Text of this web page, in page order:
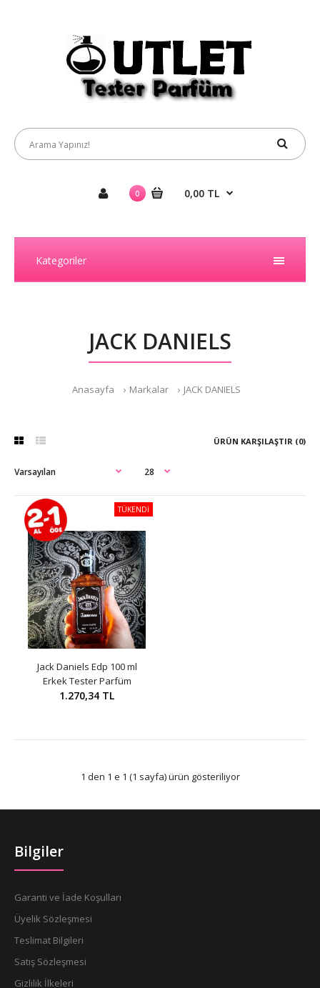
0 0,00 TL
Kategoriler
JACK DANIELS
Anasayfa Markalar JACK DANIELS
ÜRÜN KARŞILAŞTIR (0)
TÜKENDİ
Jack Daniels Edp 100 ml
Erkek Tester Parfüm
1.270,34 TL
1 den 1 e 1 (1 sayfa) ürün gösteriliyor
Bilgiler
Garanti ve İade Koşulları
Üyelik Sözleşmesi
Teslimat Bilgileri
Satış Sözleşmesi
Gizlilik İlkeleri